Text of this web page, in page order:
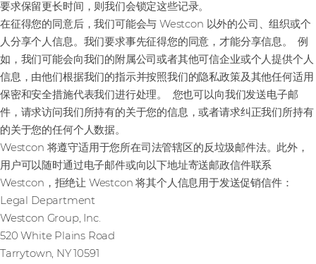
要求保留更长时间，则我们会锁定这些记录。
在征得您的同意后，我们可能会与 Westcon 以外的公司、组织或个
人分享个人信息。我们要求事先征得您的同意，才能分享信息。 例
如，我们可能会向我们的附属公司或者其他可信企业或个人提供个人
信息，由他们根据我们的指示并按照我们的隐私政策及其他任何适用
保密和安全措施代表我们进行处理。 您也可以向我们发送电子邮
件，请求访问我们所持有的关于您的信息，或者请求纠正我们所持有
的关于您的任何个人数据。
Westcon 将遵守适用于您所在司法管辖区的反垃圾邮件法。此外，
用户可以随时通过电子邮件或向以下地址寄送邮政信件联系
Westcon，拒绝让 Westcon 将其个人信息用于发送促销信件：
Legal Department
Westcon Group, Inc.
520 White Plains Road
Tarrytown, NY 10591